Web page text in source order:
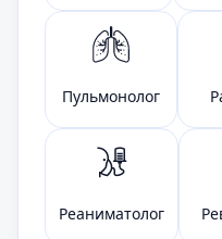
Пульмонолог
Реаниматолог